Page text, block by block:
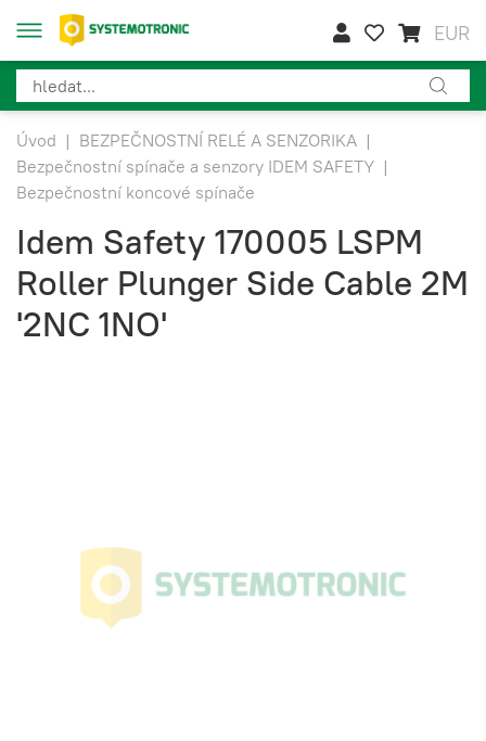
EUR
Úvod | BEZPEČNOSTNÍ RELÉ A SENZORIKA |
Bezpečnostní spínače a senzory IDEM SAFETY |
Bezpečnostní koncové spínače
Idem Safety 170005 LSPM
Roller Plunger Side Cable 2M
'2NC 1NO'